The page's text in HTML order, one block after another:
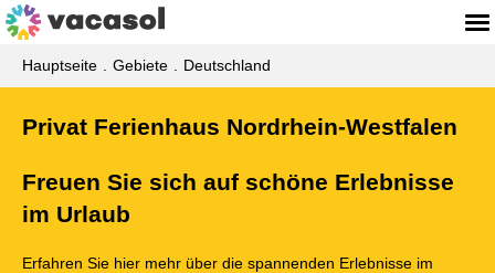
Hauptseite Gebiete Deutschland
Privat Ferienhaus Nordrhein-Westfalen
Freuen Sie sich auf schöne Erlebnisse
im Urlaub
Erfahren Sie hier mehr über die spannenden Erlebnisse im